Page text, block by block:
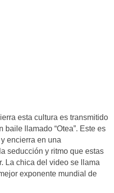
esta cultura es transmitido
llamado “Otea”. Este es
encierra en una
seducción y ritmo que estas
La chica del video se llama
exponente mundial de